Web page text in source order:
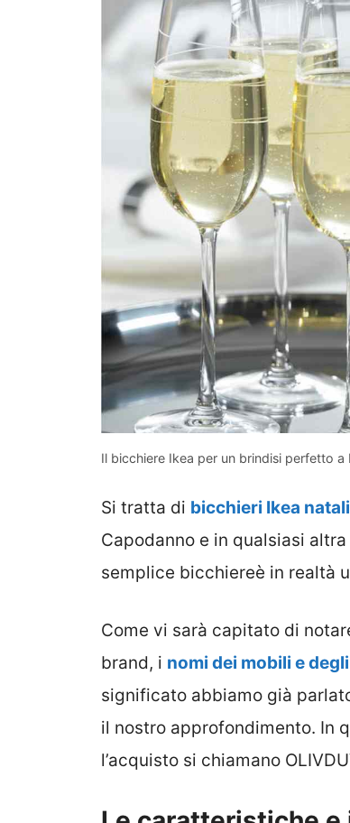
Il bicchiere Ikea per un brindisi perfetto
Si tratta di bicchieri Ikea
Capodanno e in qualsiasi
semplice bicchiereè in realtà
Come vi sarà capitato di
brand, i nomi dei mobili e
significato abbiamo già
il nostro approfondimento. In
l’acquisto si chiamano